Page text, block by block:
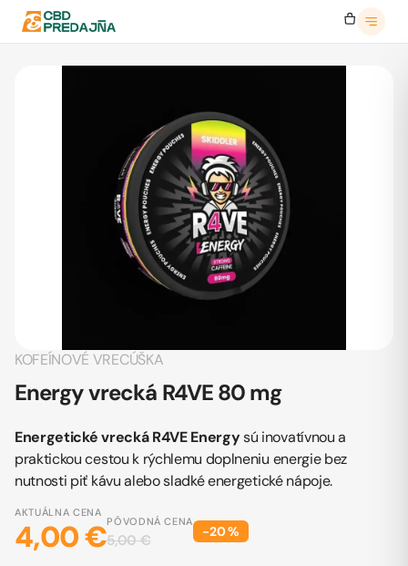
KOFEÍNOVÉ VRECÚŠKA
Energy vrecká R4VE 80 mg
Energetické vrecká R4VE Energysú inovatívnou a
praktickou cestou k rýchlemu doplneniu energie bez
nutnosti piť kávu alebo sladké energetické nápoje.
AKTUÁLNA CENA
4,00 €PÔVODNÁ CENA
5,00 €
−20%